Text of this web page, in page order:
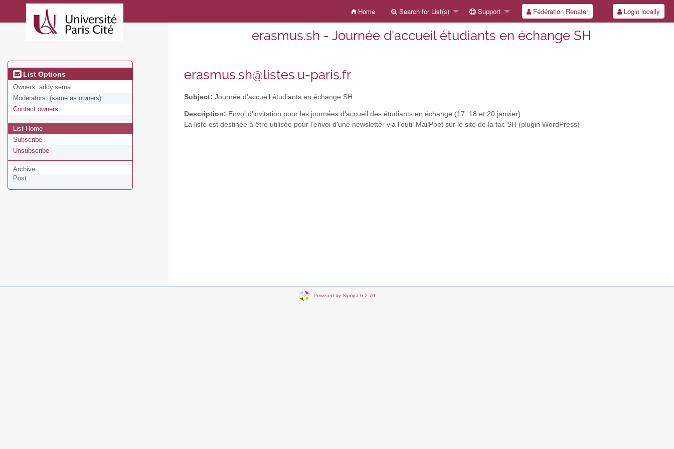
Home Search for List(s) Support Fédération Renater Login locally
erasmus.sh - Journée d'accueil étudiants en échange SH
List Options
Owners: addy.serna
Moderators: (same as owners)
Contact owners
List Home
Subscribe
Unsubscribe
Archive
Post
erasmus.sh@listes.u-paris.fr
Subject: Journée d'accueil étudiants en échange SH
Description: Envoi d'invitation pour les journées d'accueil des étudiants en échange (17, 18 et 20 janvier)
La liste est destinée à être utilisée pour l’envoi d’une newsletter via l’outil MailPoet sur le site de la fac SH (plugin WordPress)
Powered by Sympa 6.2.70